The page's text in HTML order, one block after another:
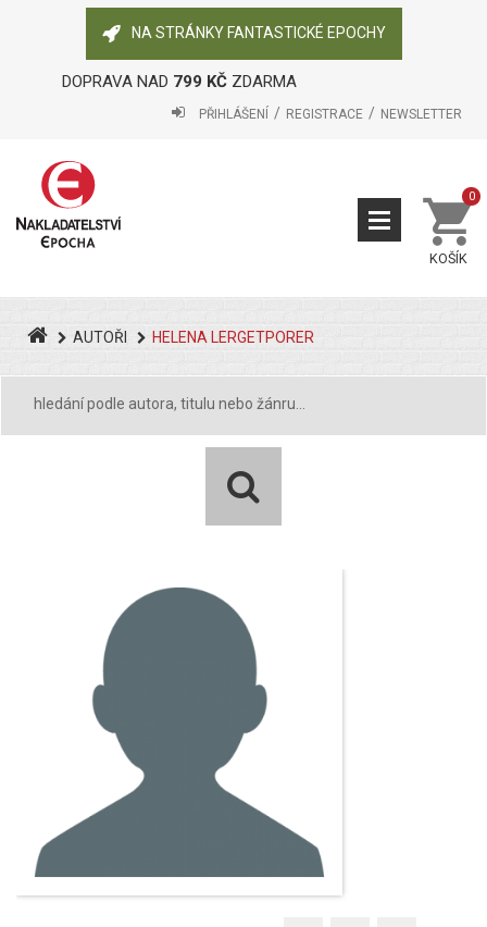
NA STRÁNKY FANTASTICKÉ EPOCHY
DOPRAVA NAD 799 KČZDARMA
PŘIHLÁŠENÍ REGISTRACE NEWSLETTER
KOŠÍK
0
AUTOŘI HELENA LERGETPORER